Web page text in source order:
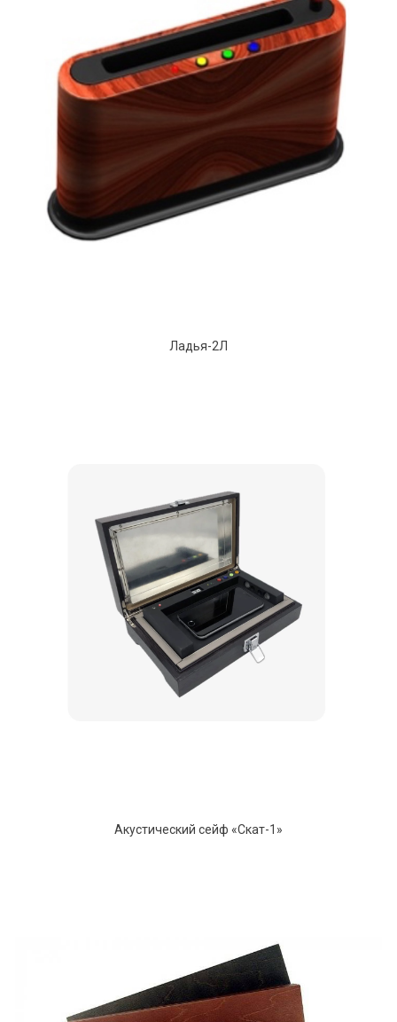
Ладья-2Л
Акустический сейф «Скат-1»